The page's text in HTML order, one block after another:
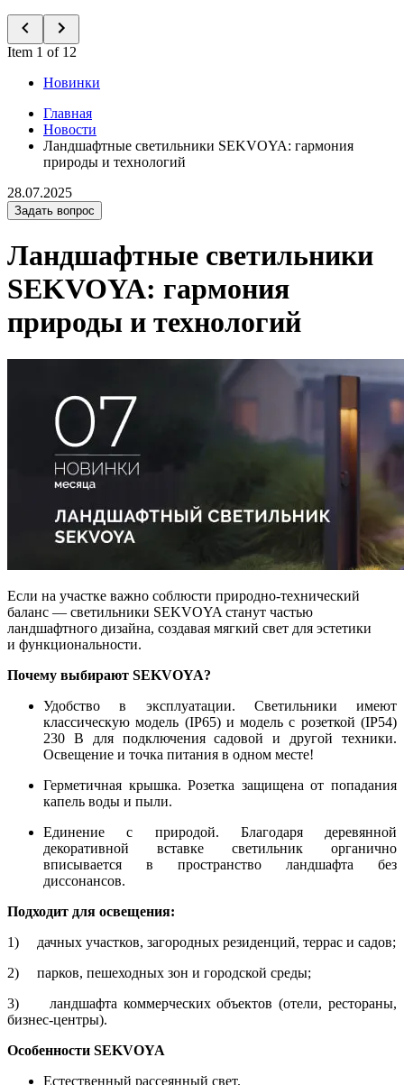
Item 1 of 12
Новинки
Главная
Новости
Ландшафтные светильники SEKVOYA: гармония
природы и технологий
28.07.2025
Задать вопрос
Ландшафтные светильники
SEKVOYA: гармония
природы и технологий
Если на участке важно соблюсти природно-технический
баланс — светильники SEKVOYA станут частью
ландшафтного дизайна, создавая мягкий свет для эстетики
и функциональности.
Почему выбирают SEKVOYA?
Удобство в эксплуатации. Светильники имеют
классическую модель (IP65) и модель с розеткой (IP54)
230 В для подключения садовой и другой техники.
Освещение и точка питания в одном месте!
Герметичная крышка. Розетка защищена от попадания
капель воды и пыли.
Единение с природой. Благодаря деревянной
декоративной вставке светильник органично
вписывается в пространство ландшафта без
диссонансов.
Подходит для освещения:
1) дачных участков, загородных резиденций, террас и садов;
2) парков, пешеходных зон и городской среды;
3) ландшафта коммерческих объектов (отели, рестораны,
бизнес-центры).
Особенности SEKVOYA
Естественный рассеянный свет.